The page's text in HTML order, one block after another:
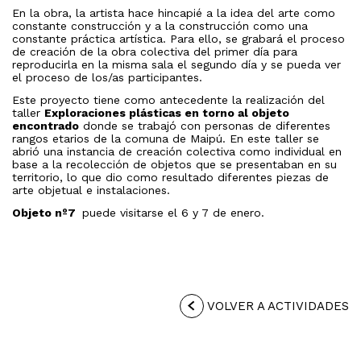
En la obra, la artista hace hincapié a la idea del arte como
constante construcción y a la construcción como una
constante práctica artística. Para ello, se grabará el proceso
de creación de la obra colectiva del primer día para
reproducirla en la misma sala el segundo día y se pueda ver
el proceso de los/as participantes.
Este proyecto tiene como antecedente la realización del
taller Exploraciones plásticas en torno al objeto
encontrado donde se trabajó con personas de diferentes
rangos etarios de la comuna de Maipú. En este taller se
abrió una instancia de creación colectiva como individual en
base a la recolección de objetos que se presentaban en su
territorio, lo que dio como resultado diferentes piezas de
arte objetual e instalaciones.
Objeto nº7 puede visitarse el 6 y 7 de enero.
VOLVER A ACTIVIDADES